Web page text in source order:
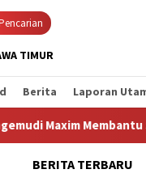
TIMUR
Berita Laporan
Seorang Ayah
BERITA TERBARU